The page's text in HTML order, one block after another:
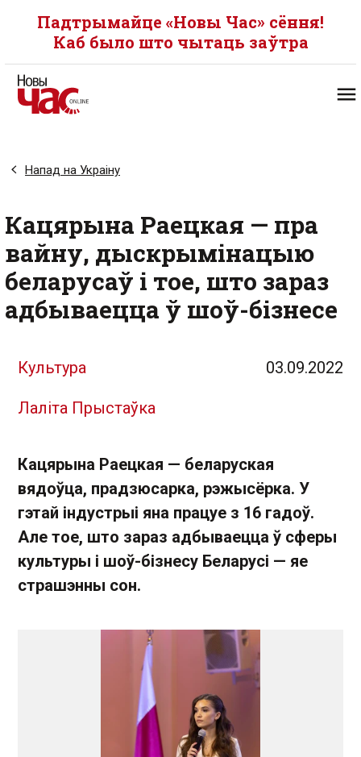
Падтрымайце «Новы Час» сёння!
Каб было што чытаць заўтра
Напад на Украіну
Кацярына Раецкая — пра
вайну, дыскрымінацыю
беларусаў і тое, што зараз
адбываецца ў шоў-бізнесе
Культура 03.09.2022
Лаліта Прыстаўка
Кацярына Раецкая — беларуская
вядоўца, прадзюсарка, рэжысёрка. У
гэтай індустрыі яна працуе з 16 гадоў.
Але тое, што зараз адбываецца ў сферы
культуры і шоў-бізнесу Беларусі — яе
страшэнны сон.